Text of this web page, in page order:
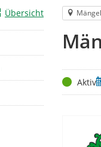
StatusAktiv
Übersicht